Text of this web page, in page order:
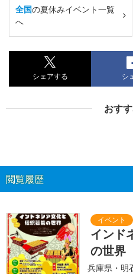
全国の夏休みイベント一覧
へ
シェアする シ
おす
閲覧履歴
インド
の世界
兵庫県・明